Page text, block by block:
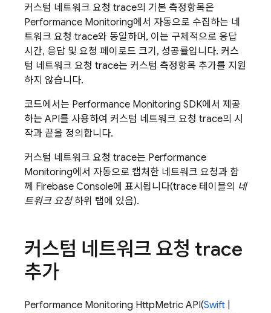
커스텀 네트워크 요청 trace의 기본 측정항목은
Performance Monitoring에서 자동으로 수집하는 네
트워크 요청 trace와 동일하며, 이는 구체적으로 응답
시간, 응답 및 요청 페이로드 크기, 성공률입니다. 커스
텀 네트워크 요청 trace는 커스텀 측정항목 추가를 지원
하지 않습니다.
코드에서는 Performance Monitoring SDK에서 제공
하는 API를 사용하여 커스텀 네트워크 요청 trace의 시
작과 끝을 정의합니다.
커스텀 네트워크 요청 trace는 Performance
Monitoring에서 자동으로 캡처한 네트워크 요청과 함
께 Firebase Console에 표시됩니다(trace 테이블의 네
트워크 요청하위 탭에 있음).
커스텀 네트워크 요청 trace
추가
Performance Monitoring HttpMetric API(Swift